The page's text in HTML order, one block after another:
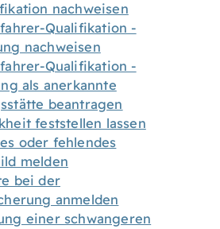
nachweisen
Qualifikation -
nachweisen
Qualifikation -
als anerkannte
beantragen
feststellen lassen
oder fehlendes
melden
bei der
anmelden
einer schwangeren